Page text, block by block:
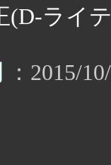
(D-ライ
：2015/